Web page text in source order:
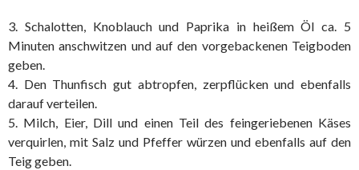
3. Schalotten, Knoblauch und Paprika in heißem Öl ca. 5
Minuten anschwitzen und auf den vorgebackenen Teigboden
geben.
4. Den Thunfisch gut abtropfen, zerpflücken und ebenfalls
darauf verteilen.
5. Milch, Eier, Dill und einen Teil des feingeriebenen Käses
verquirlen, mit Salz und Pfeffer würzen und ebenfalls auf den
Teig geben.